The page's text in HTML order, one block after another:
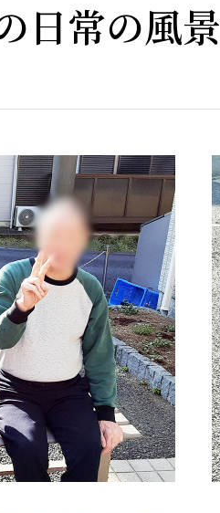
日常の風景